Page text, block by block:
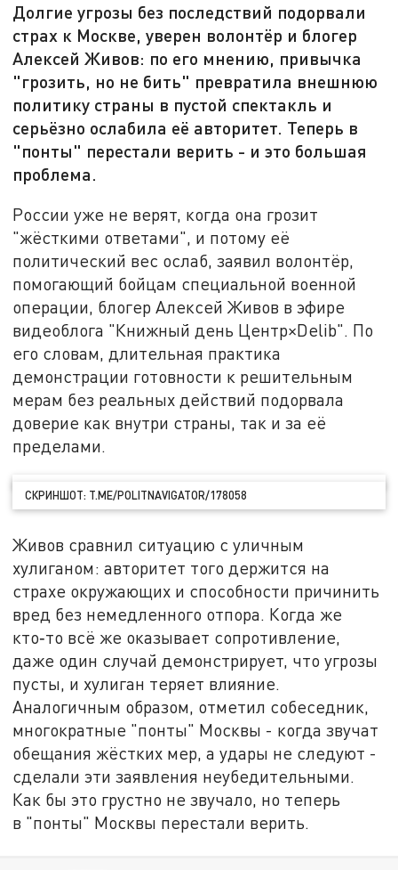
Долгие угрозы без последствий подорвали
страх к Москве, уверен волонтёр и блогер
Алексей Живов: по его мнению, привычка
"грозить, но не бить" превратила внешнюю
политику страны в пустой спектакль и
серьёзно ослабила её авторитет. Теперь в
"понты" перестали верить - и это большая
проблема.
России уже не верят, когда она грозит
"жёсткими ответами", и потому её
политический вес ослаб, заявил волонтёр,
помогающий бойцам специальной военной
операции, блогер Алексей Живов в эфире
видеоблога "Книжный день Центр×Delib". По
его словам, длительная практика
демонстрации готовности к решительным
мерам без реальных действий подорвала
доверие как внутри страны, так и за её
пределами.
СКРИНШОТ: T.ME/POLITNAVIGATOR/178058
Живов сравнил ситуацию с уличным
хулиганом: авторитет того держится на
страхе окружающих и способности причинить
вред без немедленного отпора. Когда же
кто‑то всё же оказывает сопротивление,
даже один случай демонстрирует, что угрозы
пусты, и хулиган теряет влияние.
Аналогичным образом, отметил собеседник,
многократные "понты" Москвы - когда звучат
обещания жёстких мер, а удары не следуют -
сделали эти заявления неубедительными.
Как бы это грустно не звучало, но теперь
в "понты" Москвы перестали верить.